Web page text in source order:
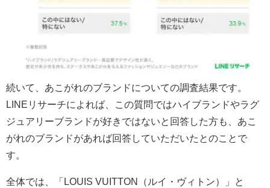
続いて、あこがれのブランドについての調査結果です。
LINEリサーチによれば、この質問ではハイブランドやラグ
ジュアリーブランドが好きではないと回答した方も、あこ
がれのブランドがあれば回答していただいたとのことで
す。
全体では、「LOUIS VUITTON（ルイ・ヴィトン）」と